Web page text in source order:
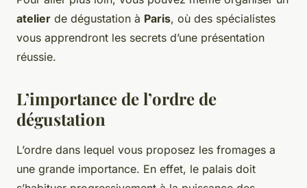
atelier de dégustation à Paris, où des spécialistes
vous apprendront les secrets d’une présentation
réussie.
L’importance de l’ordre de
dégustation
L’ordre dans lequel vous proposez les fromages a
une grande importance. En effet, le palais doit